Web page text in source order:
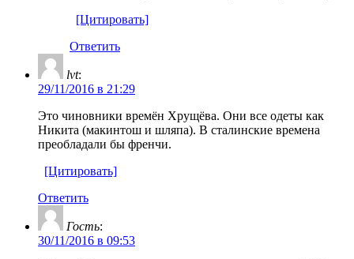
[Цитировать]
Ответить
lvt:
29/11/2016 в 21:29
Это чиновники времён Хрущёва. Они все одеты как
Никита (макинтош и шляпа). В сталинские времена
преобладали бы френчи.
[Цитировать]
Ответить
Гость:
30/11/2016 в 09:53